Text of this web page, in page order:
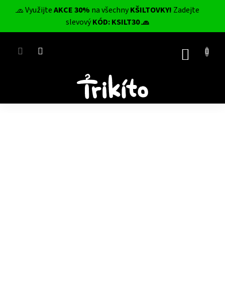
🧢 VyužijteAKCE 30% na všechnyKŠILTOVKY! Zadejte
slevovýKÓD: KSILT30 🧢
CZK